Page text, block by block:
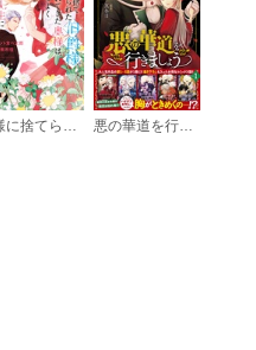
購入する
奥様に捨てられた伯爵様～虐げられてきた奥様は、思い切りよく第二の人生に向かいます！～ 悪の華道を行きましょう【コミックス版】